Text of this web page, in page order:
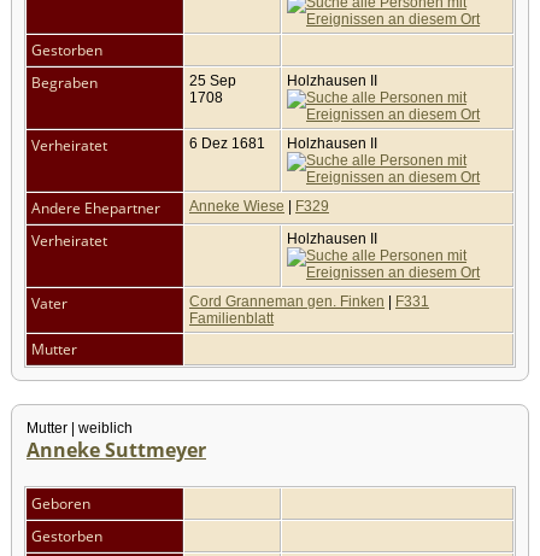
Gestorben
Begraben
25 Sep
1708
Holzhausen II
Verheiratet 6 Dez 1681 Holzhausen II
Andere Ehepartner Anneke Wiese F329
Verheiratet Holzhausen II
Vater Cord Granneman gen. Finken
F331
Familienblatt
Mutter
Mutter | weiblich
Anneke Suttmeyer
Geboren
Gestorben